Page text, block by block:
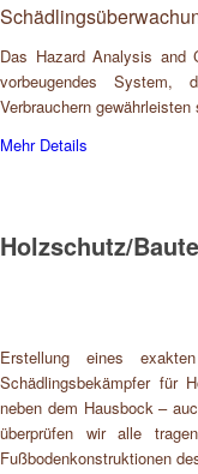
Das Hazard Analysis and
vorbeugendes
Verbrauchern gewährleisten
Mehr Details
Holzschutz/
Erstellung eines
Schädlingsbekämpfer für
neben dem Hausbock –
überprüfen wir alle
Fußbodenkonstruktionen